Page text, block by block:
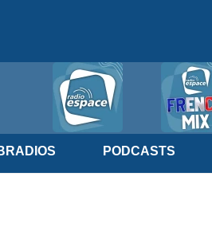
PODCASTS